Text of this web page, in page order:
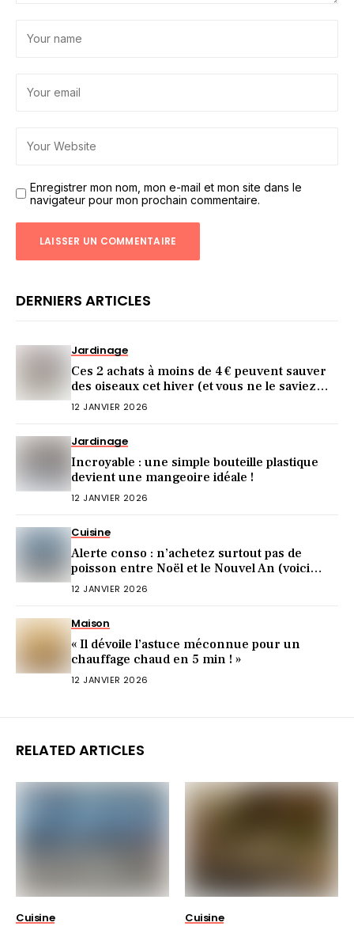
Enregistrer mon nom, mon e-mail et mon site dans le
navigateur pour mon prochain commentaire.
DERNIERS ARTICLES
Jardinage
Ces 2 achats à moins de 4 € peuvent sauver
des oiseaux cet hiver (et vous ne le saviez
pas)
12 JANVIER 2026
Jardinage
Incroyable : une simple bouteille plastique
devient une mangeoire idéale !
12 JANVIER 2026
Cuisine
Alerte conso : n’achetez surtout pas de
poisson entre Noël et le Nouvel An (voici
pourquoi)
12 JANVIER 2026
Maison
« Il dévoile l’astuce méconnue pour un
chauffage chaud en 5 min ! »
12 JANVIER 2026
RELATED ARTICLES
Cuisine Cuisine